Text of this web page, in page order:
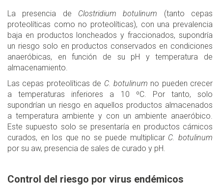
La presencia de Clostridium botulinum (tanto cepas
proteolíticas como no proteolíticas), con una prevalencia
baja en productos loncheados y fraccionados, supondría
un riesgo solo en productos conservados en condiciones
anaeróbicas, en función de su pH y temperatura de
almacenamiento.
Las cepas proteolíticas de C. botulinum no pueden crecer
a temperaturas inferiores a 10 ºC. Por tanto, solo
supondrían un riesgo en aquellos productos almacenados
a temperatura ambiente y con un ambiente anaeróbico.
Este supuesto solo se presentaría en productos cárnicos
curados, en los que no se puede multiplicar C. botulinum
por su aw, presencia de sales de curado y pH.
Control del riesgo por virus endémicos